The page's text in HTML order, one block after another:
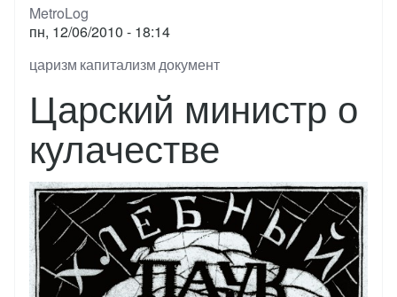
MetroLog
пн, 12/06/2010 - 18:14
Тэги
царизм капитализмдокумент
Царский министр о
кулачестве